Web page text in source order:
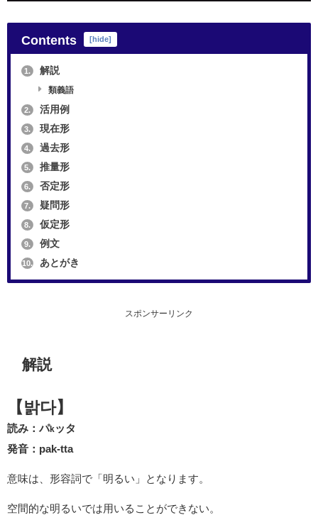
Contents [hide]
1. 解説
類義語
2. 活用例
3. 現在形
4. 過去形
5. 推量形
6. 否定形
7. 疑問形
8. 仮定形
9. 例文
10. あとがき
スポンサーリンク
解説
【밝다】
読み：パkッタ
発音：pak-tta
意味は、形容詞で「明るい」となります。
空間的な明るいでは用いることができない。